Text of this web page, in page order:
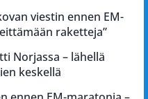
viestin ennen EM-
raketteja”
Norjassa – lähellä
keskellä